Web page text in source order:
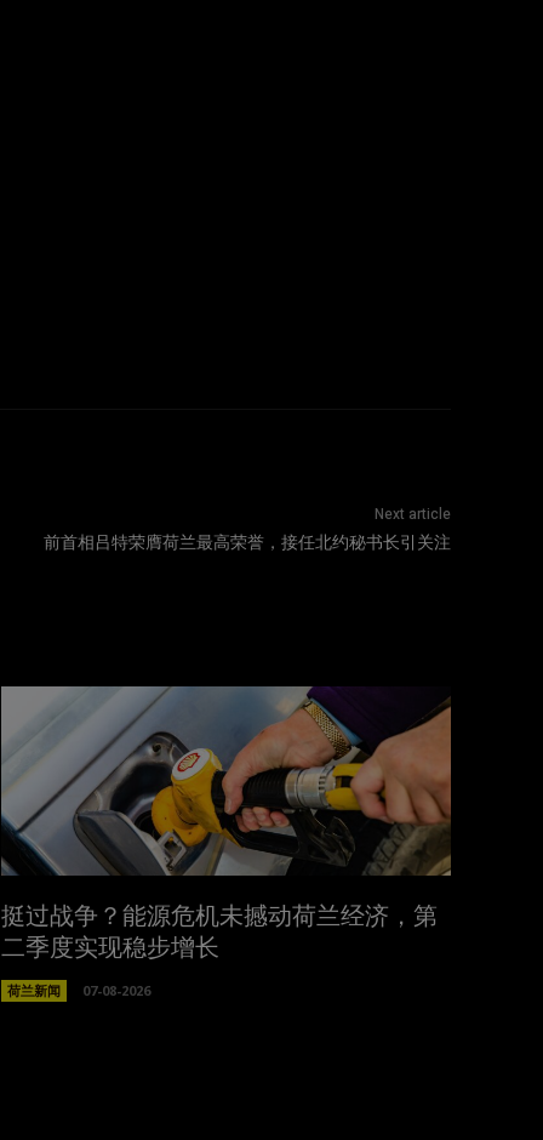
Next article
前首相吕特荣膺荷兰最高荣誉，接任北约秘书长引关注
挺过战争？能源危机未撼动荷兰经济，第
二季度实现稳步增长
荷兰新闻 07-08-2026